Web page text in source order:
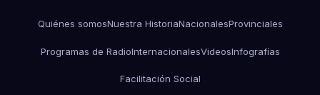
Quiénes somosNuestra HistoriaNacionalesProvinciales
Programas de RadioInternacionalesVideosInfografías
Facilitación Social